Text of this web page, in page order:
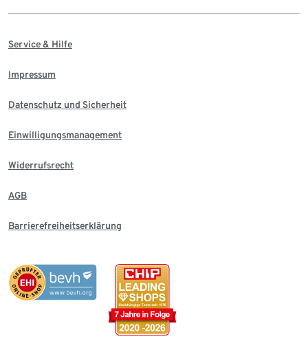
Service & Hilfe
Impressum
Datenschutz und Sicherheit
Einwilligungsmanagement
Widerrufsrecht
AGB
Barrierefreiheitserklärung